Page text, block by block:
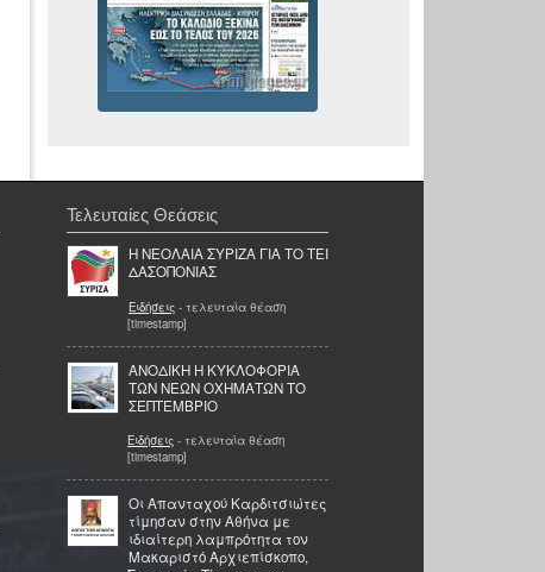
Τελευταίες Θεάσεις
Η ΝΕΟΛΑΙΑ ΣΥΡΙΖΑ ΓΙΑ ΤΟ ΤΕΙ
ΔΑΣΟΠΟΝΙΑΣ
Ειδήσεις - τελευταία θέαση
[timestamp]
ΑΝΟΔΙΚΗ Η ΚΥΚΛΟΦΟΡΙΑ
ΤΩΝ ΝΕΩΝ ΟΧΗΜΑΤΩΝ ΤΟ
ΣΕΠΤΕΜΒΡΙΟ
Ειδήσεις - τελευταία θέαση
[timestamp]
Οι Απανταχού Καρδιτσιώτες
τίμησαν στην Αθήνα με
ιδιαίτερη λαμπρότητα τον
Μακαριστό Αρχιεπίσκοπο,